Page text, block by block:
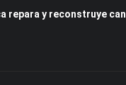
repara y reconstruye